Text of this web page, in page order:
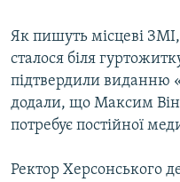
Як пишуть місцеві
сталося біля
підтвердили виданню
додали, що Максим
потребує постійної
Ректор Херсонського